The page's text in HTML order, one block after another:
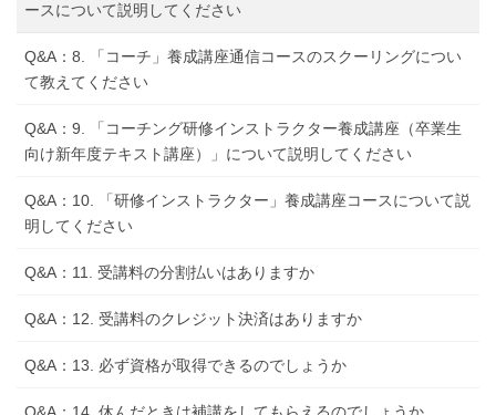
ースについて説明してください
Q&A：8. 「コーチ」養成講座通信コースのスクーリングについ
て教えてください
Q&A：9. 「コーチング研修インストラクター養成講座（卒業生
向け新年度テキスト講座）」について説明してください
Q&A：10. 「研修インストラクター」養成講座コースについて説
明してください
Q&A：11. 受講料の分割払いはありますか
Q&A：12. 受講料のクレジット決済はありますか
Q&A：13. 必ず資格が取得できるのでしょうか